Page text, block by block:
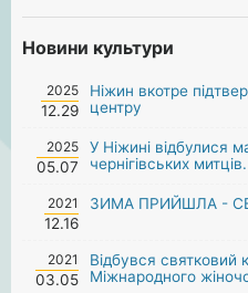
Новини культури
2025
12.29
Ніжин вкотре
центру
2025
05.07
У Ніжині відбулися
чернігівських митців.
2021
12.16
ЗИМА ПРИЙШЛА -
2021
03.05
Відбувся святковий
Міжнародного